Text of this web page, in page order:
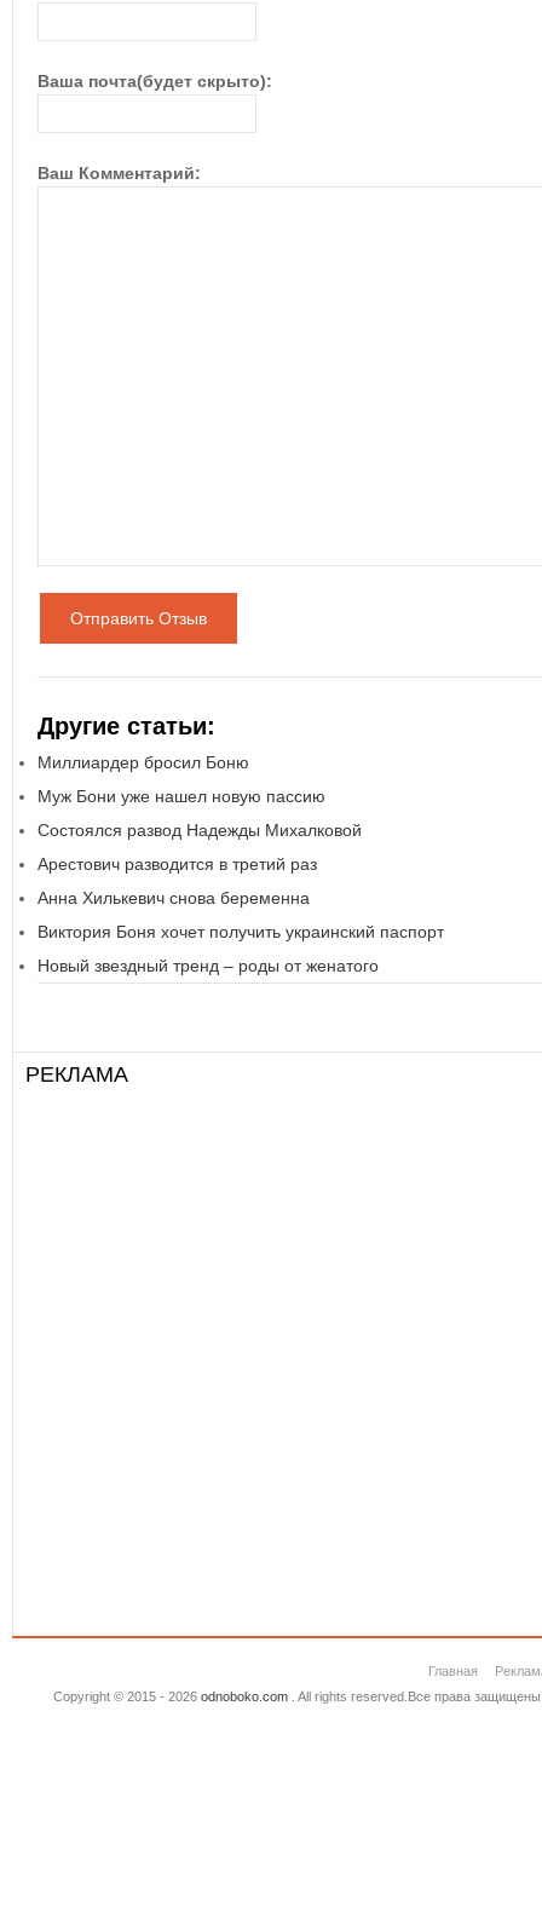
Ваша почта(будет скрыто):
Ваш Комментарий:
Отправить Отзыв
Другие статьи:
Миллиардер бросил Боню
Муж Бони уже нашел новую пассию
Состоялся развод Надежды Михалковой
Арестович разводится в третий раз
Анна Хилькевич снова беременна
Виктория Боня хочет получить украинский паспорт
Новый звездный тренд – роды от женатого
РЕКЛАМА
Главная
Copyright © 2015 - 2026 odnoboko.com. All rights reserved.Все права защищены.